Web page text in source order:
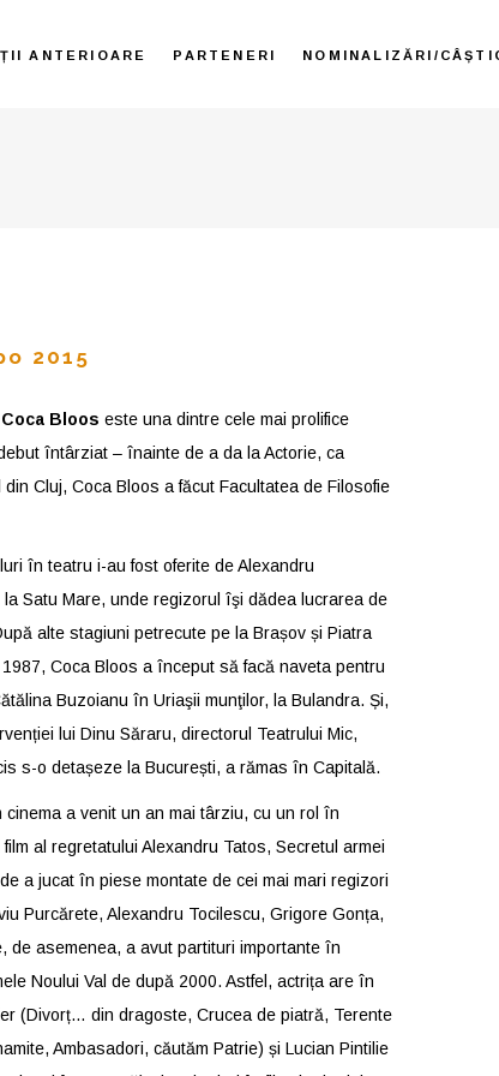
ANTERIOARE PARTENERI NOMINALIZĂRI/
2015
Coca Bloos este una dintre cele mai prolifice
întârziat – înainte de a da la Actorie, ca
Cluj, Coca Bloos a făcut Facultatea de Filosofie
în teatru i-au fost oferite de Alexandru
la Satu Mare, unde regizorul îşi dădea lucrarea de
alte stagiuni petrecute pe la Brașov și Piatra
Coca Bloos a început să facă naveta pentru
Buzoianu în Uriaşii munţilor, la Bulandra. Și,
lui Dinu Săraru, directorul Teatrului Mic,
s-o detașeze la București, a rămas în Capitală.
cinema a venit un an mai târziu, cu un rol în
film al regretatului Alexandru Tatos, Secretul armei
a jucat în piese montate de cei mai mari regizori
Purcărete, Alexandru Tocilescu, Grigore Gonța,
de asemenea, a avut partituri importante în
Noului Val de după 2000. Astfel, actrița are în
(Divorț… din dragoste, Crucea de piatră, Terente
Ambasadori, căutăm Patrie) și Lucian Pintilie